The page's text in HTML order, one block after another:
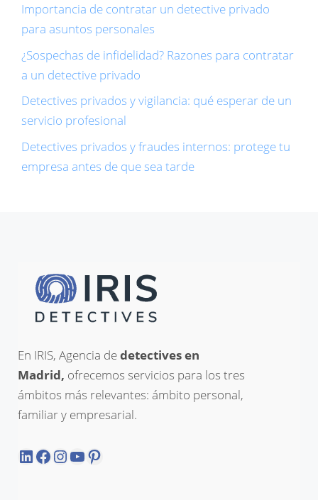
Importancia de contratar un detective privado
para asuntos personales
¿Sospechas de infidelidad? Razones para contratar
a un detective privado
Detectives privados y vigilancia: qué esperar de un
servicio profesional
Detectives privados y fraudes internos: protege tu
empresa antes de que sea tarde
En IRIS, Agencia dedetectives en
Madrid, ofrecemos servicios para los tres
ámbitos más relevantes: ámbito personal,
familiar y empresarial.
LinkedIn
Facebook
Instagram
YouTube
Pinterest